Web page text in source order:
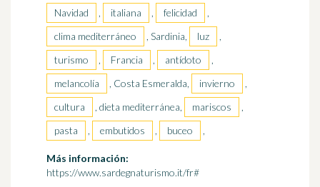
Navidad
, italiana , felicidad
,
clima mediterráneo
, Sardinia, luz
,
turismo
, Francia , antídoto
,
melancolía
, Costa Esmeralda, invierno
,
cultura
, dieta mediterránea, mariscos
,
pasta
, embutidos , buceo ,
Más información:
https://www.sardegnaturismo.it/fr#